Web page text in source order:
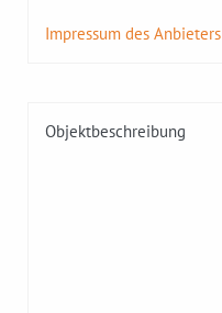
Impressum des Anbieters
Objektbeschreibung